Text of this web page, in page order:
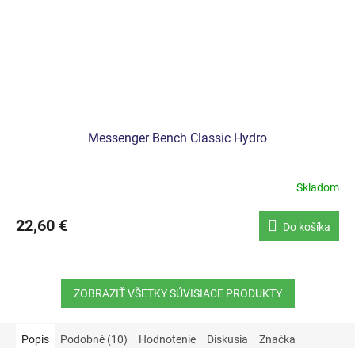
Messenger Bench Classic Hydro
Skladom
22,60 € Do košíka
ZOBRAZIŤ VŠETKY SÚVISIACE PRODUKTY
Popis Podobné (10) Hodnotenie Diskusia Značka